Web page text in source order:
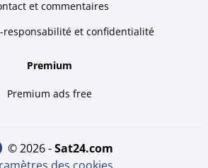
et commentaires
responsabilité et confidentialité
Premium
Premium ads free
© 2026 - sat24.com